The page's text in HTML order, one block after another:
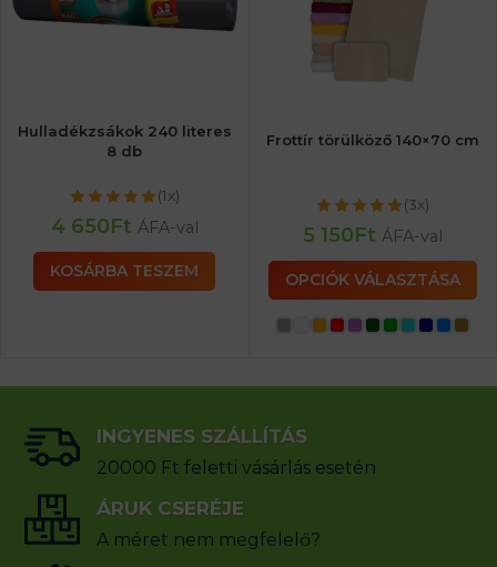
Hulladékzsákok 240 literes
8 db
(1x)
4 650Ft ÁFA-val
KOSÁRBA TESZEM
Frottír törülköző 140×70 cm
(3x)
5 150Ft ÁFA-val
OPCIÓK VÁLASZTÁSA
INGYENES SZÁLLÍTÁS
20000 Ft feletti vásárlás esetén
ÁRUK CSERÉJE
A méret nem megfelelő?